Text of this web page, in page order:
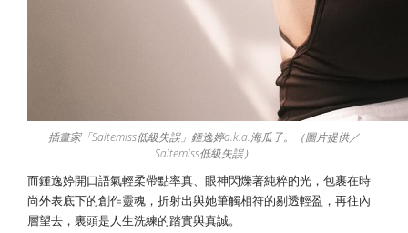
插畫家「Saitemiss低級失誤」鍾逸婷a.k.a.海瓜子。（圖片提供／
Saitemiss低級失誤）
而鍾逸婷開口語氣輕柔帶點率真、眼神閃爍著純粹的光，包裹在時
尚外表底下的創作靈魂，折射出與她筆觸相符的剔透輕盈，再往內
層望去，裏頭是人生洗練的踏實與真誠。